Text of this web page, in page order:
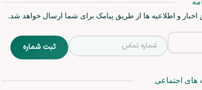
اخبار و اطلاعیه ها از طریق پیامک برای شما ارسال خواهد شد.
های اجتماعی